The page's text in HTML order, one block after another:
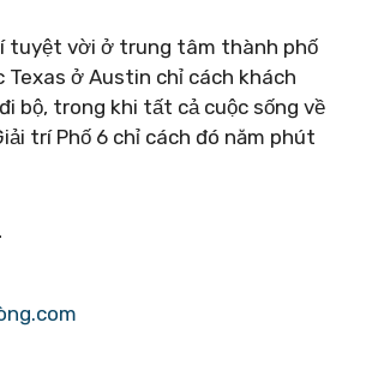
tuyệt vời ở trung tâm thành phố
Texas ở Austin chỉ cách khách
bộ, trong khi tất cả cuộc sống về
trí Phố 6 chỉ cách đó năm phút